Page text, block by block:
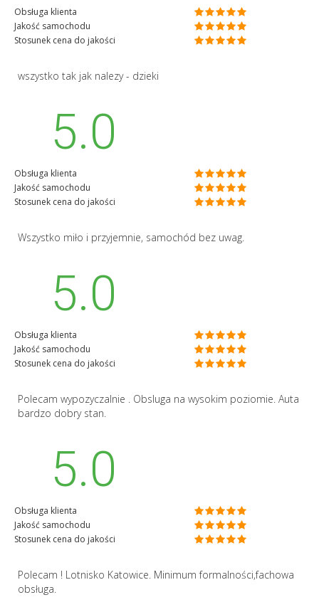
Obsługa klienta
Jakość samochodu
Stosunek cena do jakości
wszystko tak jak nalezy - dzieki
5.0
Obsługa klienta
Jakość samochodu
Stosunek cena do jakości
Wszystko miło i przyjemnie, samochód bez uwag.
5.0
Obsługa klienta
Jakość samochodu
Stosunek cena do jakości
Polecam wypozyczalnie . Obsluga na wysokim poziomie. Auta
bardzo dobry stan.
5.0
Obsługa klienta
Jakość samochodu
Stosunek cena do jakości
Polecam ! Lotnisko Katowice. Minimum formalności,fachowa
obsługa.